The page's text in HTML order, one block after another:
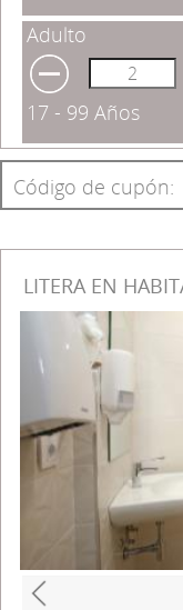
Adulto
17 - 99 Años
Código de cupón:
LITERA EN